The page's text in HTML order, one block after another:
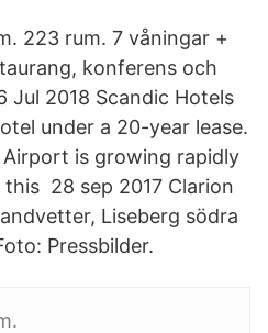
223 rum. 7 våningar +
konferens och
Jul 2018 Scandic Hotels
under a 20-year lease.
is growing rapidly
28 sep 2017 Clarion
Liseberg södra
Pressbilder.